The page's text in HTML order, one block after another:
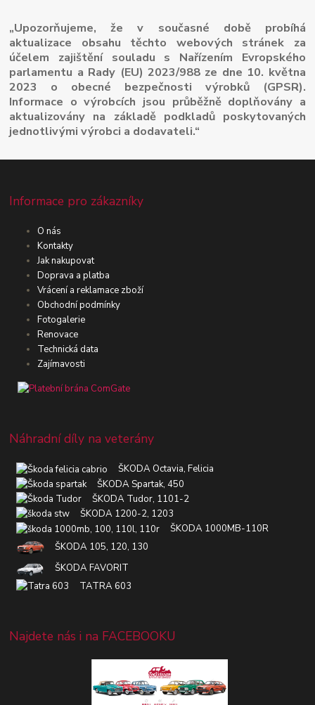
„Upozorňujeme, že v současné době probíhá
aktualizace obsahu těchto webových stránek za
účelem zajištění souladu s Nařízením Evropského
parlamentu a Rady (EU) 2023/988 ze dne 10. května
2023 o obecné bezpečnosti výrobků (GPSR).
Informace o výrobcích jsou průběžně doplňovány a
aktualizovány na základě podkladů poskytovaných
jednotlivými výrobci a dodavateli.“
Informace pro zákazníky
O nás
Kontakty
Jak nakupovat
Doprava a platba
Vrácení a reklamace zboží
Obchodní podmínky
Fotogalerie
Renovace
Technická data
Zajímavosti
Náhradní díly na veterány
ŠKODA Octavia, Felicia
ŠKODA Spartak, 450
ŠKODA Tudor, 1101-2
ŠKODA 1200-2, 1203
ŠKODA 1000MB-110R
ŠKODA 105, 120, 130
ŠKODA FAVORIT
TATRA 603
Najdete nás i na FACEBOOKU